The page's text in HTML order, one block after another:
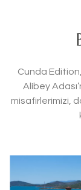
Cunda
Alibey
misafirlerimizi,